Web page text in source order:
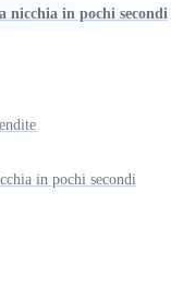
nicchia in pochi secondi
in pochi secondi